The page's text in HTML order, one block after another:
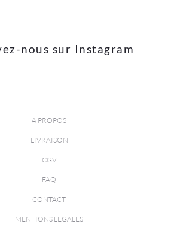
nous sur Instagram
A PROPOS
LIVRAISON
CGV
FAQ
CONTACT
MENTIONS LEGALES